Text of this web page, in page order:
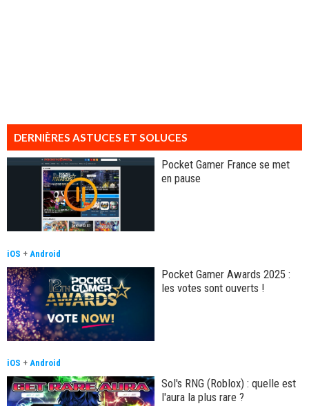
DERNIÈRES ASTUCES ET SOLUCES
Pocket Gamer France se met
en pause
iOS + Android
Pocket Gamer Awards 2025 :
les votes sont ouverts !
iOS + Android
Sol's RNG (Roblox) : quelle est
l'aura la plus rare ?